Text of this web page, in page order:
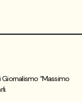
“Massimo